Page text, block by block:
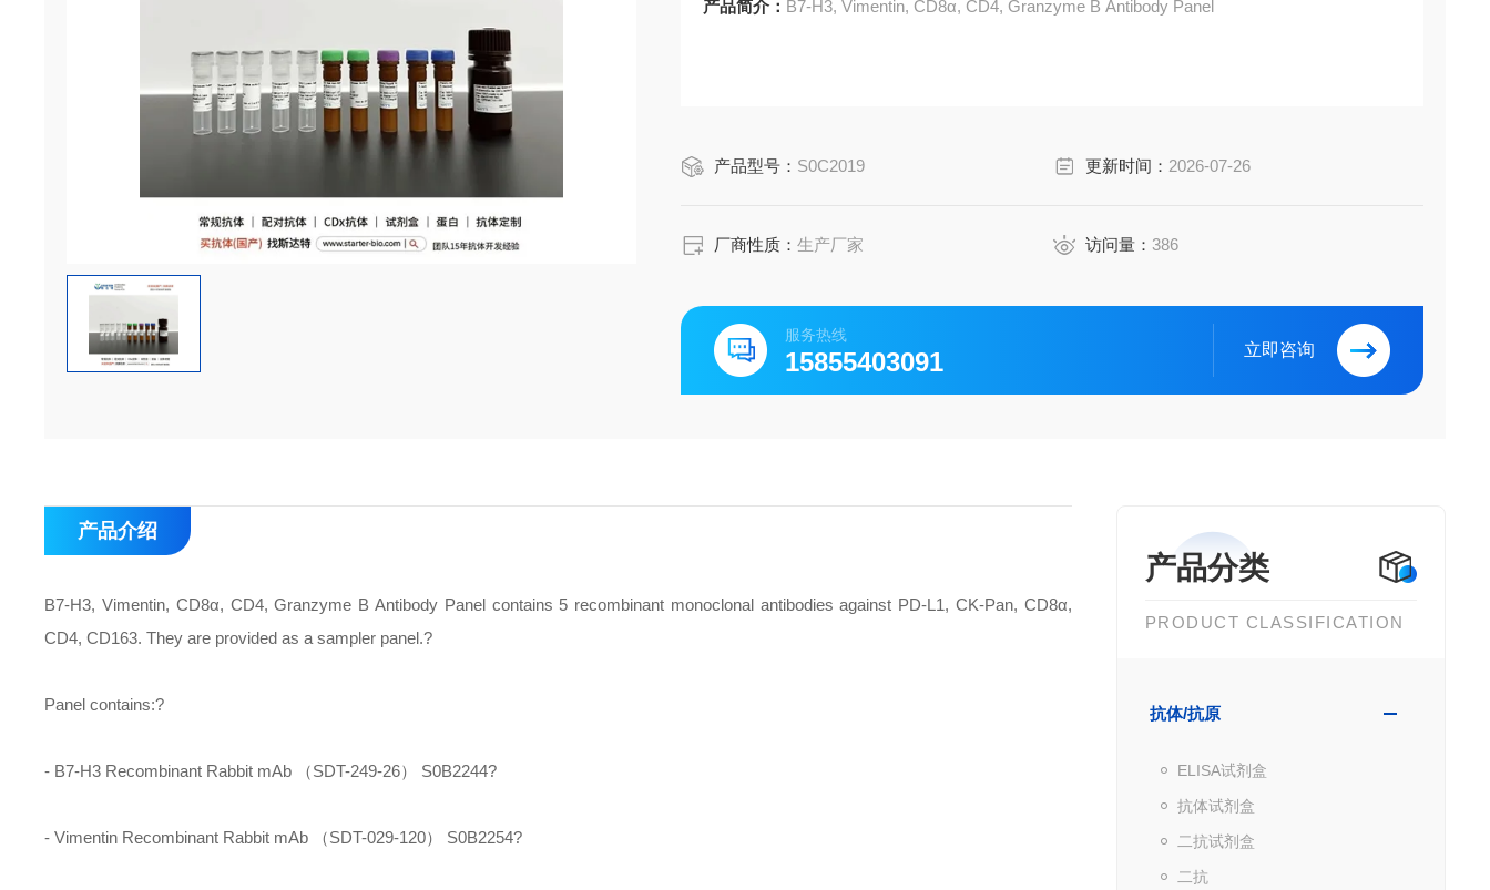
产品简介： B7-H3, Vimentin, CD8α, CD4, Granzyme B Antibody Panel
产品型号： S0C2019 更新时间： 2026-07-26
厂商性质：生产厂家 访问量： 386
服务热线
15855403091 立即咨询
产品分类
PRODUCT CLASSIFICATION
抗体/抗原
ELISA试剂盒
抗体试剂盒
二抗试剂盒
二抗
产品介绍
B7-H3, Vimentin, CD8α, CD4, Granzyme B Antibody Panel contains 5 recombinant monoclonal antibodies against PD-L1, CK-Pan, CD8α,
CD4, CD163. They are provided as a sampler panel.?
Panel contains:?
- B7-H3 Recombinant Rabbit mAb （SDT-249-26） S0B2244?
- Vimentin Recombinant Rabbit mAb （SDT-029-120） S0B2254?